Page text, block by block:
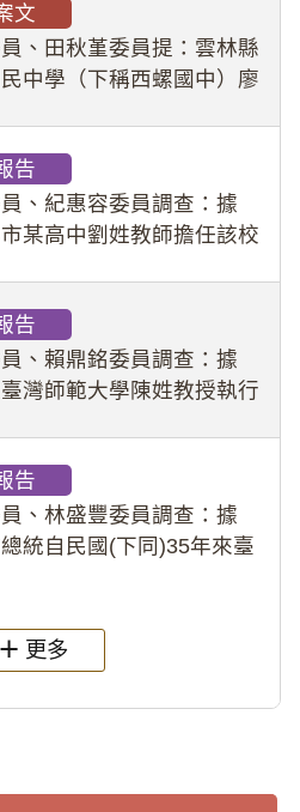
糾錯功能，不僅首份調查報
師生不
文
、田秋堇委員提：雲林縣
中學（下稱西螺國中）廖
學生等行為，歷經該校校園
議（下
告
、紀惠容委員調查：據
某高中劉姓教師擔任該校
定樣態性影像並以手機傳送
因畏懼成
告
、賴鼎銘委員調查：據
灣師範大學陳姓教授執行
情案調查報告。(115教調
告
、林盛豐委員調查：據
統自民國(下同)35年來臺
總統府於89年間函請其家屬
更多